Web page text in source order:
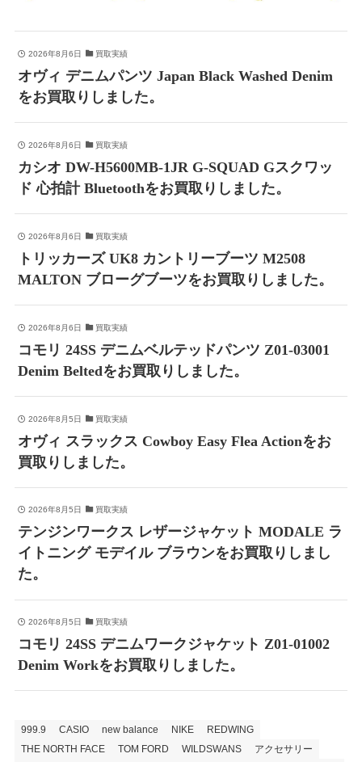
2026年8月6日 買取実績
オヴィ デニムパンツ Japan Black Washed Denim
をお買取りしました。
2026年8月6日 買取実績
カシオ DW-H5600MB-1JR G-SQUAD Gスクワッ
ド 心拍計 Bluetoothをお買取りしました。
2026年8月6日 買取実績
トリッカーズ UK8 カントリーブーツ M2508
MALTON ブローグブーツをお買取りしました。
2026年8月6日 買取実績
コモリ 24SS デニムベルテッドパンツ Z01-03001
Denim Beltedをお買取りしました。
2026年8月5日 買取実績
オヴィ スラックス Cowboy Easy Flea Actionをお
買取りしました。
2026年8月5日 買取実績
テンジンワークス レザージャケット MODALE ラ
イトニング モデイル ブラウンをお買取りしまし
た。
2026年8月5日 買取実績
コモリ 24SS デニムワークジャケット Z01-01002
Denim Workをお買取りしました。
999.9 CASIO new balance NIKE
REDWING
THE NORTH FACE
TOM FORD WILDSWANS
アクセサリー